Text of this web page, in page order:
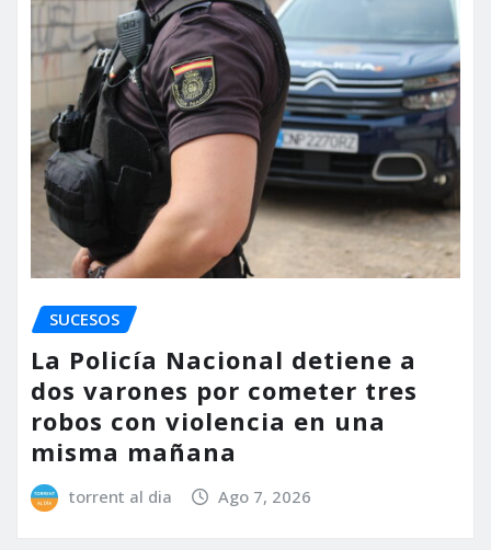
SUCESOS
La Policía Nacional detiene a
dos varones por cometer tres
robos con violencia en una
misma mañana
torrent al dia Ago 7, 2026